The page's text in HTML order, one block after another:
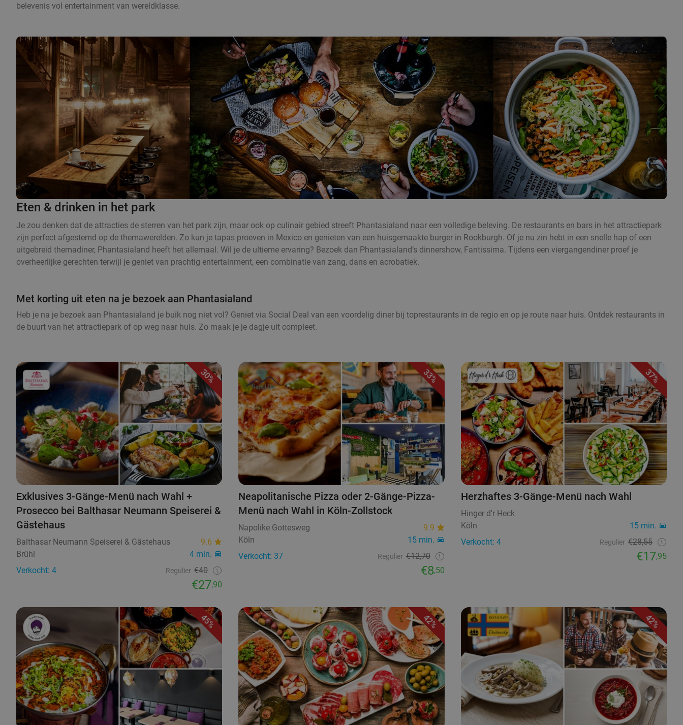
belevenis vol entertainment van wereldklasse.
Eten & drinken in het park
Je zou denken dat de attracties de sterren van het park zijn, maar ook op culinair gebied streeft Phantasialand naar een volledige beleving. De restaurants en bars in het attractiepark
zijn perfect afgestemd op de themawerelden. Zo kun je tapas proeven in Mexico en genieten van een huisgemaakte burger in Rookburgh. Of je nu zin hebt in een snelle hap of een
uitgebreid themadiner, Phantasialand heeft het allemaal. Wil je de ultieme ervaring? Bezoek dan Phantasialand’s dinnershow, Fantissima. Tijdens een viergangendiner proef je
overheerlijke gerechten terwijl je geniet van prachtig entertainment, een combinatie van zang, dans en acrobatiek.
Met korting uit eten na je bezoek aan Phantasialand
Heb je na je bezoek aan Phantasialand je buik nog niet vol? Geniet via Social Deal van een voordelig diner bij toprestaurants in de regio en op je route naar huis. Ontdek restaurants in
de buurt van het attractiepark of op weg naar huis. Zo maak je je dagje uit compleet.
30%
Exklusives 3-Gänge-Menü nach Wahl +
Prosecco bei Balthasar Neumann Speiserei &
Gästehaus
Balthasar Neumann Speiserei & Gästehaus
9.6
Brühl
4 min.
Verkocht: 4
Regulier €40
€27,90
33%
Neapolitanische Pizza oder 2-Gänge-Pizza-
Menü nach Wahl in Köln-Zollstock
Napolike Gottesweg
9.9
Köln
15 min.
Verkocht: 37
Regulier €12,70
€8,50
37%
Herzhaftes 3-Gänge-Menü nach Wahl
Hinger d'r Heck
Köln
15 min.
Verkocht: 4
Regulier €28,55
€17,95
45% 42% 42%